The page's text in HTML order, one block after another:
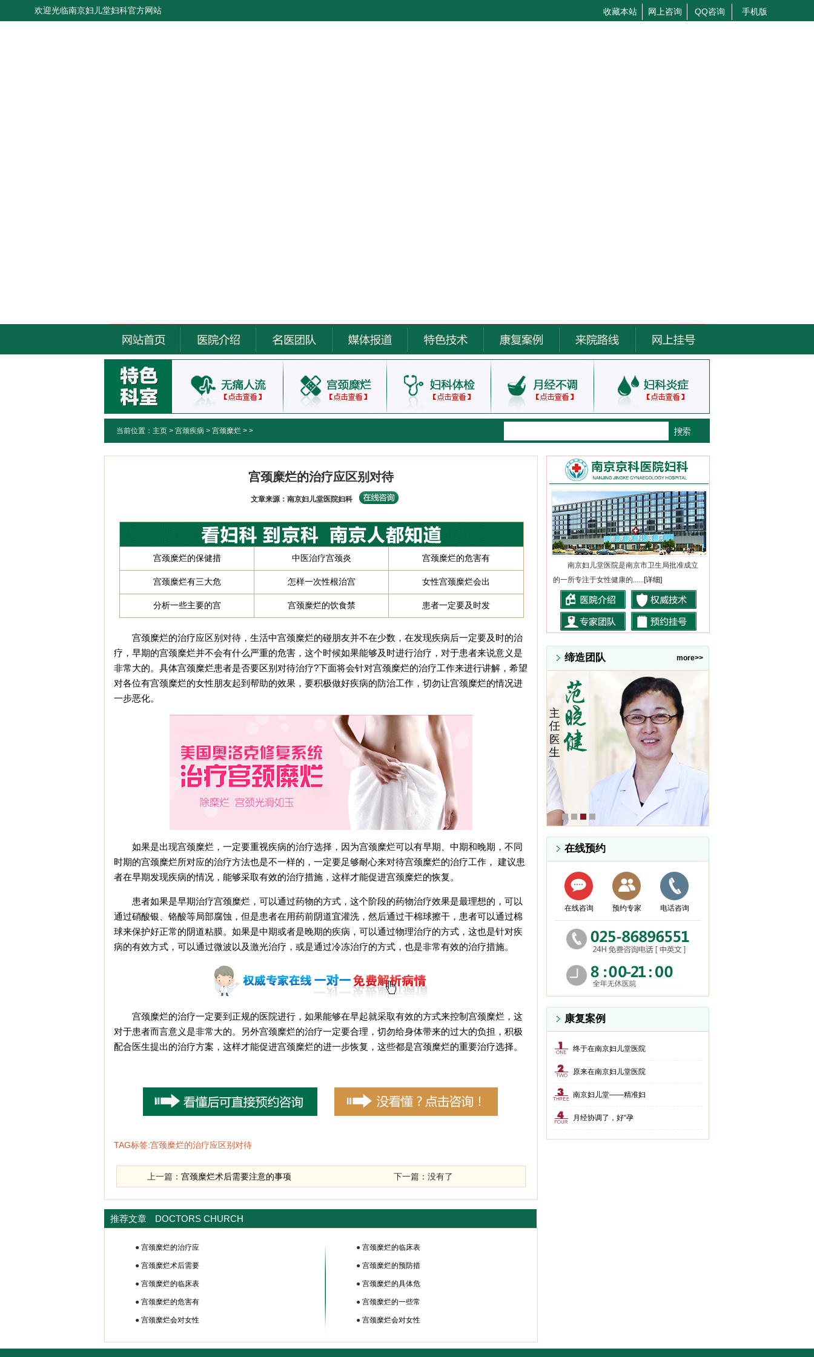
欢迎光临南京妇儿堂妇科官方网站 收藏本站 网上咨询 QQ咨询 手机版
当前位置： 主页 > 宫颈疾病 > 宫颈糜烂 > >
宫颈糜烂的治疗应区别对待
文章来源：南京妇儿堂医院妇科
宫颈糜烂的保健措 中医治疗宫颈炎 宫颈糜烂的危害有
宫颈糜烂有三大危 怎样一次性根治宫 女性宫颈糜烂会出
分析一些主要的宫 宫颈糜烂的饮食禁 患者一定要及时发
宫颈糜烂的治疗应区别对待，生活中宫颈糜烂的碰朋友并不在少数，在发现疾病后一定要及时的治
疗，早期的宫颈糜烂并不会有什么严重的危害，这个时候如果能够及时进行治疗，对于患者来说意义是
非常大的。具体宫颈糜烂患者是否要区别对待治疗?下面将会针对宫颈糜烂的治疗工作来进行讲解，希望
对各位有宫颈糜烂的女性朋友起到帮助的效果，要积极做好疾病的防治工作，切勿让宫颈糜烂的情况进
一步恶化。
如果是出现宫颈糜烂，一定要重视疾病的治疗选择，因为宫颈糜烂可以有早期、中期和晚期，不同
时期的宫颈糜烂所对应的治疗方法也是不一样的，一定要足够耐心来对待宫颈糜烂的治疗工作， 建议患
者在早期发现疾病的情况，能够采取有效的治疗措施，这样才能促进宫颈糜烂的恢复。
患者如果是早期治疗宫颈糜烂，可以通过药物的方式，这个阶段的药物治疗效果是最理想的，可以
通过硝酸银、铬酸等局部腐蚀，但是患者在用药前阴道宜灌洗，然后通过干棉球擦干，患者可以通过棉
球来保护好正常的阴道粘膜。如果是中期或者是晚期的疾病，可以通过物理治疗的方式，这也是针对疾
病的有效方式，可以通过微波以及激光治疗，或是通过冷冻治疗的方式，也是非常有效的治疗措施。
宫颈糜烂的治疗一定要到正规的医院进行，如果能够在早起就采取有效的方式来控制宫颈糜烂，这
对于患者而言意义是非常大的。另外宫颈糜烂的治疗一定要合理，切勿给身体带来的过大的负担，积极
配合医生提出的治疗方案，这样才能促进宫颈糜烂的进一步恢复，这些都是宫颈糜烂的重要治疗选择。
TAG标签:宫颈糜烂的治疗应区别对待
上一篇： 宫颈糜烂术后需要注意的事项 下一篇：没有了
推荐文章 DOCTORS CHURCH
● 宫颈糜烂的治疗应
● 宫颈糜烂术后需要
● 宫颈糜烂的临床表
● 宫颈糜烂的危害有
● 宫颈糜烂会对女性
● 宫颈糜烂的临床表
● 宫颈糜烂的预防措
● 宫颈糜烂的具体危
● 宫颈糜烂的一些常
● 宫颈糜烂会对女性
南京妇儿堂医院是南京市卫生局批准成立
的一所专注于女性健康的......[详细]
more>>
缔造团队
在线预约
在线咨询 预约专家 电话咨询
康复案例
终于在南京妇儿堂医院
原来在南京妇儿堂医院
南京妇儿堂——精准妇
月经协调了，好“孕